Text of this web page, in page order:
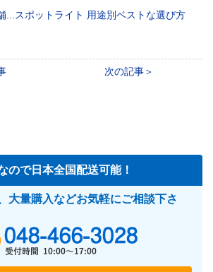
...スポットライト 用途別ベストな選び方
次の記事
ので日本全国配送可能！
大量購入などお気軽にご相談下さ